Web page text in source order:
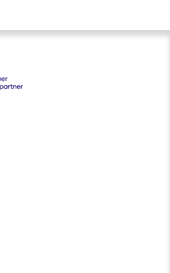
Ansprechpartner Hessen